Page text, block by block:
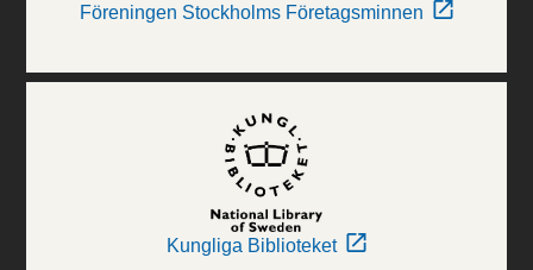
Föreningen Stockholms Företagsminnen
Kungliga Biblioteket